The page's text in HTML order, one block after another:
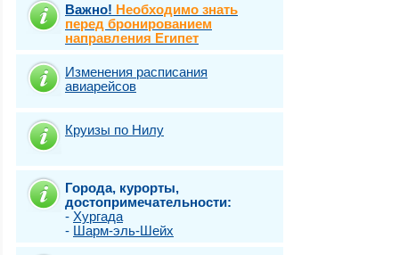
Важно! Необходимо знать
перед бронированием
направления Египет
Изменения расписания
авиарейсов
Круизы по Нилу
Города, курорты,
достопримечательности:
- Хургада
- Шарм-эль-Шейх